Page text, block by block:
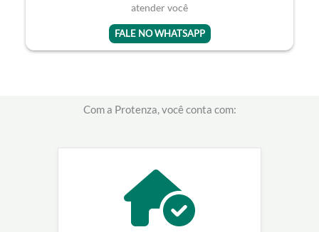
atender você
FALE NO WHATSAPP
Com a Protenza, você conta com: